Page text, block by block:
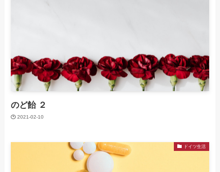
のど飴 ２
2021-02-10
ドイツ生活